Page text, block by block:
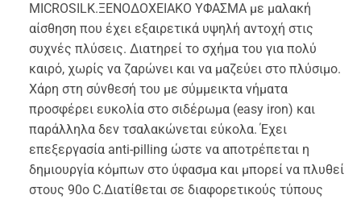
MICROSILK.ΞΕΝΟΔΟΧΕΙΑΚΟ ΥΦΑΣΜΑ με μαλακή
αίσθηση που έχει εξαιρετικά υψηλή αντοχή στις
συχνές πλύσεις. Διατηρεί το σχήμα του για πολύ
καιρό, χωρίς να ζαρώνει και να μαζεύει στο πλύσιμο.
Χάρη στη σύνθεσή του με σύμμεικτα νήματα
προσφέρει ευκολία στο σιδέρωμα (easy iron) και
παράλληλα δεν τσαλακώνεται εύκολα. Έχει
επεξεργασία anti-pilling ώστε να αποτρέπεται η
δημιουργία κόμπων στο ύφασμα και μπορεί να πλυθεί
στους 90ο C.Διατίθεται σε διαφορετικούς τύπους